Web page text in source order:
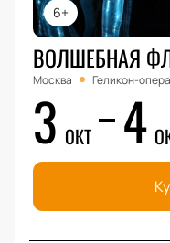
6+
ВОЛШЕБНАЯ
Москва Геликон-опера
3 ОКТ 4